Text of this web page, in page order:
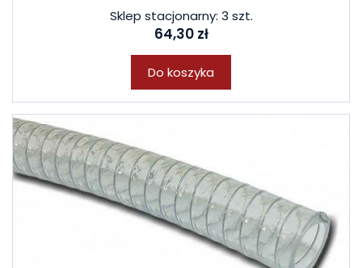
Sklep stacjonarny: 3 szt.
64,30 zł
Do koszyka